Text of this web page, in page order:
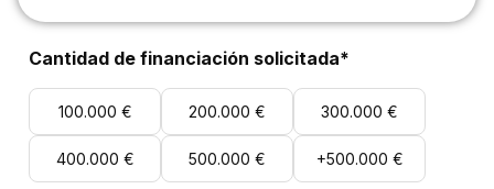
Cantidad de financiación solicitada*
100.000 € 200.000 € 300.000 €
400.000 € 500.000 € +500.000 €